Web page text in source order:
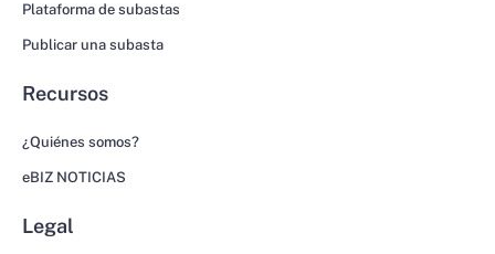
Plataforma de subastas
Publicar una subasta
Recursos
¿Quiénes somos?
eBIZ NOTICIAS
Legal